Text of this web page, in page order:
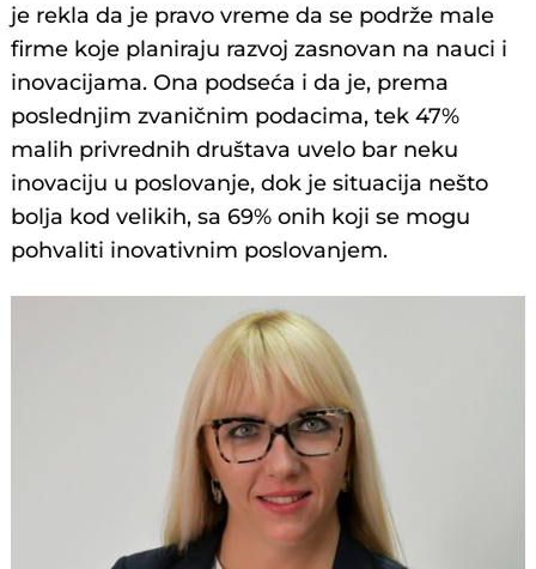
je rekla da je pravo vreme da se podrže male
firme koje planiraju razvoj zasnovan na nauci i
inovacijama. Ona podseća i da je, prema
poslednjim zvaničnim podacima, tek 47%
malih privrednih društava uvelo bar neku
inovaciju u poslovanje, dok je situacija nešto
bolja kod velikih, sa 69% onih koji se mogu
pohvaliti inovativnim poslovanjem.